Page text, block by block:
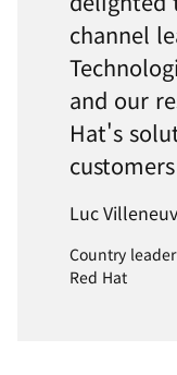
channel
and our
Hat's
Luc
Country
Red Hat